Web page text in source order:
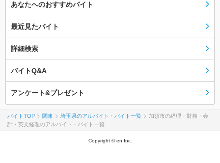
あなたへのおすすめバイト
最近見たバイト
詳細検索
バイトQ&A
アンケート&プレゼント
バイトTOP 関東 埼玉県のアルバイト・バイト一覧
加須市の経理・財務・会
計・英文経理のアルバイト・バイト一覧
Copyright © en Inc.